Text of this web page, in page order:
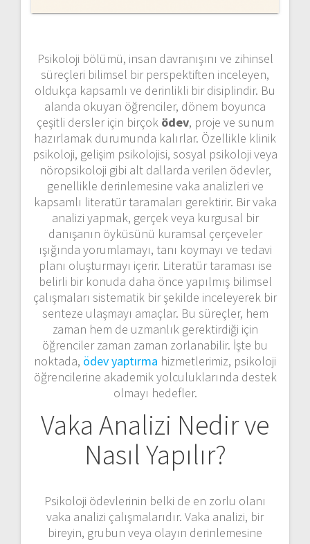
Psikoloji bölümü, insan davranışını ve zihinsel
süreçleri bilimsel bir perspektiften inceleyen,
oldukça kapsamlı ve derinlikli bir disiplindir. Bu
alanda okuyan öğrenciler, dönem boyunca
çeşitli dersler için birçok ödev, proje ve sunum
hazırlamak durumunda kalırlar. Özellikle klinik
psikoloji, gelişim psikolojisi, sosyal psikoloji veya
nöropsikoloji gibi alt dallarda verilen ödevler,
genellikle derinlemesine vaka analizleri ve
kapsamlı literatür taramaları gerektirir. Bir vaka
analizi yapmak, gerçek veya kurgusal bir
danışanın öyküsünü kuramsal çerçeveler
ışığında yorumlamayı, tanı koymayı ve tedavi
planı oluşturmayı içerir. Literatür taraması ise
belirli bir konuda daha önce yapılmış bilimsel
çalışmaları sistematik bir şekilde inceleyerek bir
senteze ulaşmayı amaçlar. Bu süreçler, hem
zaman hem de uzmanlık gerektirdiği için
öğrenciler zaman zaman zorlanabilir. İşte bu
noktada, ödev yaptırma hizmetlerimiz, psikoloji
öğrencilerine akademik yolculuklarında destek
olmayı hedefler.
Vaka Analizi Nedir ve
Nasıl Yapılır?
Psikoloji ödevlerinin belki de en zorlu olanı
vaka analizi çalışmalarıdır. Vaka analizi, bir
bireyin, grubun veya olayın derinlemesine